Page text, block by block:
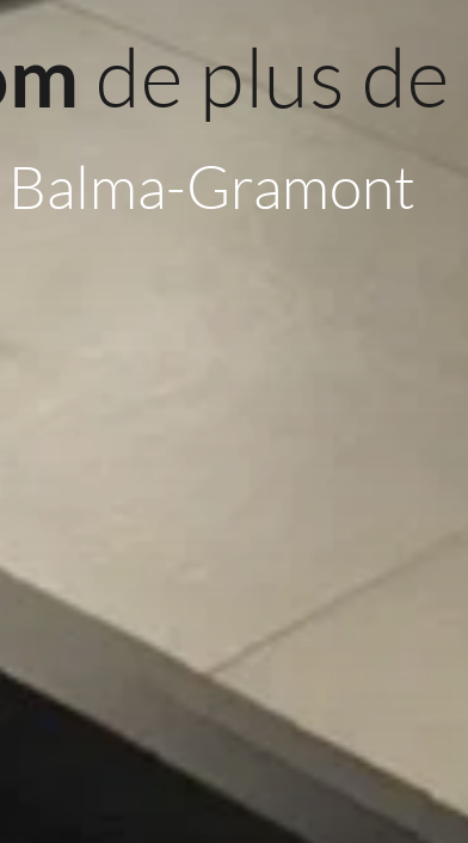
de plus de
Gramont